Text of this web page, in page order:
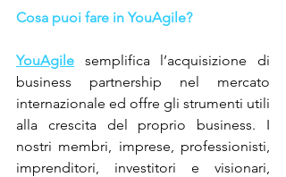
Cosa puoi fare in YouAgile?
YouAgile semplifica l’acquisizione di
business partnership nel mercato
internazionale ed offre gli strumenti utili
alla crescita del proprio business. I
nostri membri, imprese, professionisti,
imprenditori, investitori e visionari,